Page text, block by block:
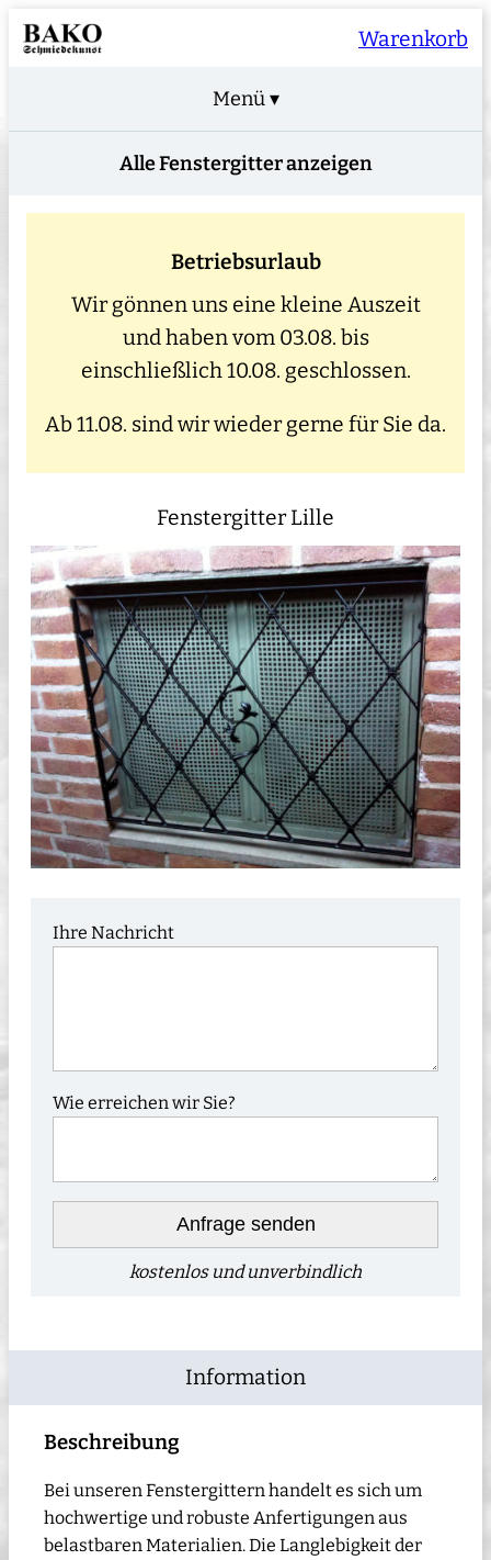
Warenkorb
Menü ▾
Alle Fenstergitter anzeigen
Betriebsurlaub
Wir gönnen uns eine kleine Auszeit
und haben vom 03.08. bis
einschließlich 10.08. geschlossen.
Ab 11.08. sind wir wieder gerne für Sie da.
Fenstergitter Lille
Ihre Nachricht
Wie erreichen wir Sie?
Anfrage senden
kostenlos und unverbindlich
Information
Beschreibung
Bei unseren Fenstergittern handelt es sich um
hochwertige und robuste Anfertigungen aus
belastbaren Materialien. Die Langlebigkeit der